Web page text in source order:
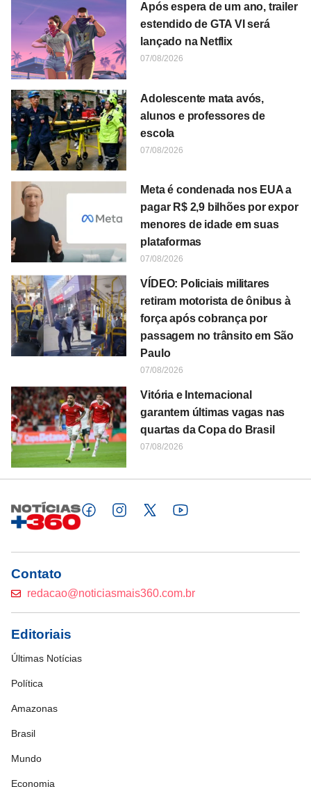
Após espera de um ano, trailer
estendido de GTA VI será
lançado na Netflix
07/08/2026
Adolescente mata avós,
alunos e professores de
escola
07/08/2026
Meta é condenada nos EUA a
pagar R$ 2,9 bilhões por expor
menores de idade em suas
plataformas
07/08/2026
VÍDEO: Policiais militares
retiram motorista de ônibus à
força após cobrança por
passagem no trânsito em São
Paulo
07/08/2026
Vitória e Internacional
garantem últimas vagas nas
quartas da Copa do Brasil
07/08/2026
Contato
redacao@noticiasmais360.com.br
Editoriais
Últimas Notícias
Política
Amazonas
Brasil
Mundo
Economia